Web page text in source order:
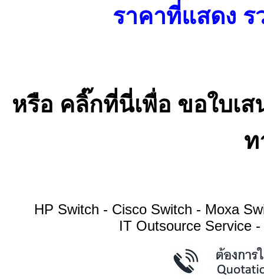
ราคาที่แสดง
หรือ คลิ๊กที่นี่เพื่อ ขอใบเ
ท
HP Switch - Cisco Switch - Moxa
IT Outsource Service